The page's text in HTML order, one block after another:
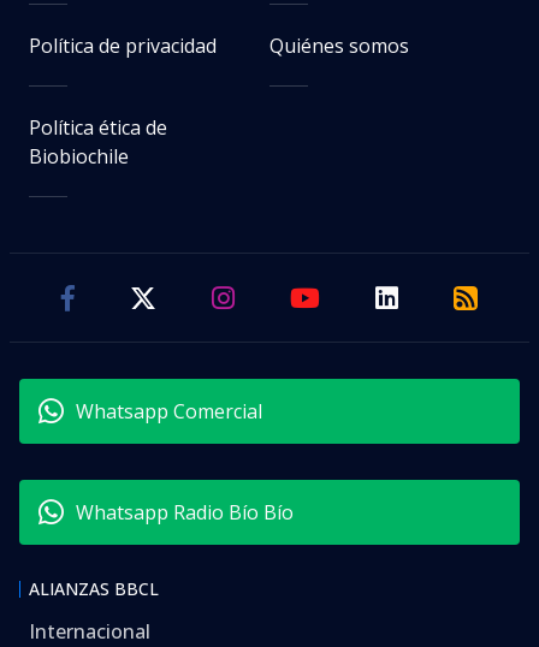
Política de privacidad Quiénes somos
Política ética de
Biobiochile
Whatsapp Comercial
Whatsapp Radio Bío Bío
ALIANZAS BBCL
Internacional